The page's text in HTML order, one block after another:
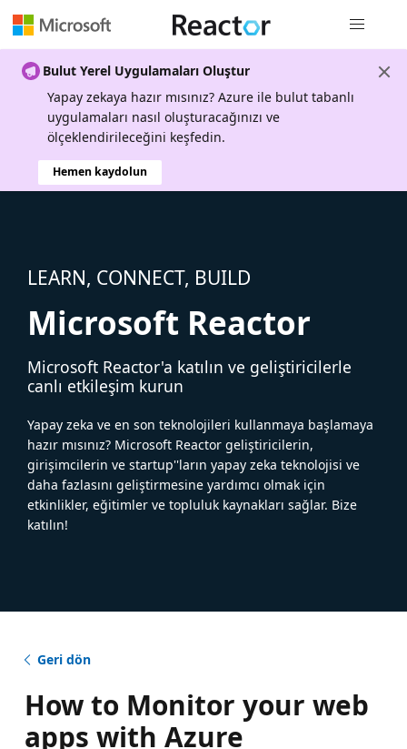
Bulut Yerel Uygulamaları Oluştur
Yapay zekaya hazır mısınız? Azure ile bulut tabanlı
uygulamaları nasıl oluşturacağınızı ve
ölçeklendirileceğini keşfedin.
Hemen kaydolun
LEARN, CONNECT, BUILD
Microsoft Reactor
Microsoft Reactor'a katılın ve geliştiricilerle
canlı etkileşim kurun
Yapay zeka ve en son teknolojileri kullanmaya başlamaya
hazır mısınız? Microsoft Reactor geliştiricilerin,
girişimcilerin ve startup''ların yapay zeka teknolojisi ve
daha fazlasını geliştirmesine yardımcı olmak için
etkinlikler, eğitimler ve topluluk kaynakları sağlar. Bize
katılın!
Geri dön
How to Monitor your web
apps with Azure